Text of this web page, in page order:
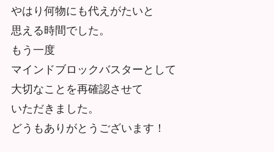
やはり何物にも代えがたいと
思える時間でした。
もう一度
マインドブロックバスターとして
大切なことを再確認させて
いただきました。
どうもありがとうございます！